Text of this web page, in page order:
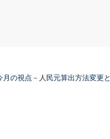
月の視点－人民元算出方法変更